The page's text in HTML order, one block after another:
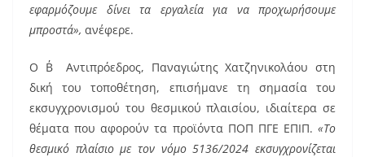
εφαρμόζουμε δίνει τα εργαλεία για να προχωρήσουμε
μπροστά», ανέφερε.
Ο Β΄ Αντιπρόεδρος, Παναγιώτης Χατζηνικολάου στη
δική του τοποθέτηση, επισήμανε τη σημασία του
εκσυγχρονισμού του θεσμικού πλαισίου, ιδιαίτερα σε
θέματα που αφορούν τα προϊόντα ΠΟΠ ΠΓΕ ΕΠΙΠ. «Το
θεσμικό πλαίσιο με τον νόμο 5136/2024 εκσυγχρονίζεται